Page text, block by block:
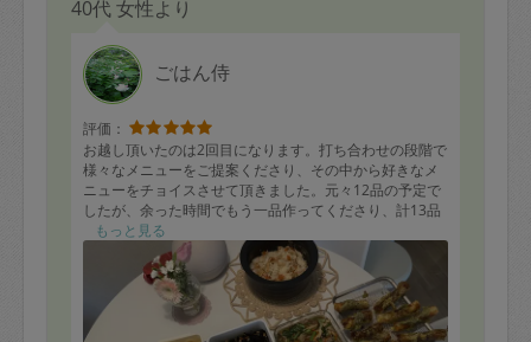
40代 女性より
ごはん侍
評価：
お越し頂いたのは2回目になります。打ち合わせの段階で
様々なメニューをご提案くださり、その中から好きなメ
ニューをチョイスさせて頂きました。元々12品の予定で
したが、余った時間でもう一品作ってくださり、計13品
も！(写真には写ってないのですが、冷蔵庫内にタコとト
マトのマリネを入れてくださってました)いつも大人も子
供もとても美味しく頂き、少し味見…のつもりが箸が止
まらなくなります♡りんごや天ぷら粉の保管方法など豆
知識も教えて頂きました。今回もありがとうございまし
た(•ᵕᴗᵕ•)⁾⁾
もっと見る